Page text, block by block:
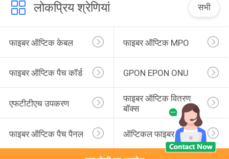
लोकप्रिय श्रेणियां सभी
फाइबर ऑप्टिक केबल फाइबर ऑप्टिक MPO
फाइबर ऑप्टिक पैच कॉर्ड GPON EPON ONU
एफटीटीएच उपकरण
फाइबर ऑप्टिक वितरण
बॉक्स
फाइबर ऑप्टिक पैच पैनल ऑप्टिकल फाइबर पिगटेल